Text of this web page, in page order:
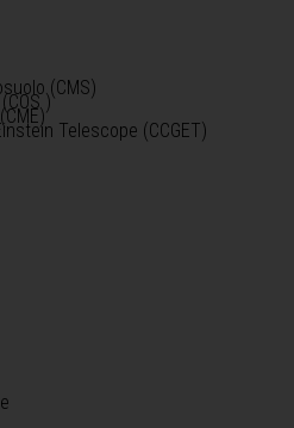
(CMS)
)
Telescope (CCGET)